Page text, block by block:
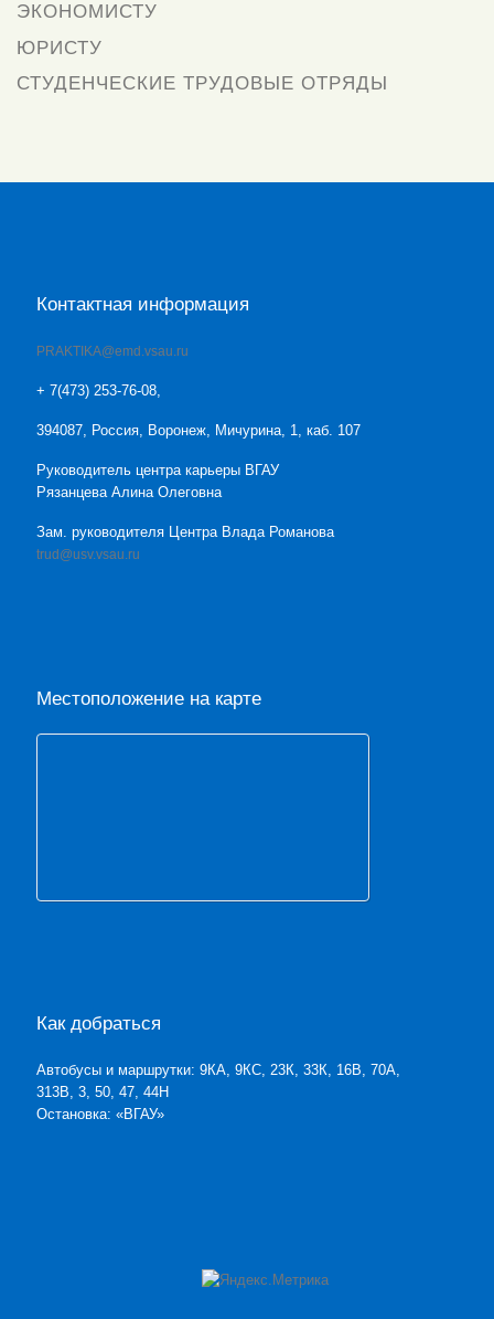
ЭКОНОМИСТУ
ЮРИСТУ
СТУДЕНЧЕСКИЕ ТРУДОВЫЕ ОТРЯДЫ
Контактная информация
PRAKTIKA@emd.vsau.ru
+ 7(473) 253-76-08,
394087, Россия, Воронеж, Мичурина, 1, каб. 107
Руководитель центра карьеры ВГАУ
Рязанцева Алина Олеговна
Зам. руководителя Центра Влада Романова
trud@usv.vsau.ru
Местоположение на карте
Как добраться
Автобусы и маршрутки: 9КА, 9КС, 23К, 33К, 16В, 70А,
313В, 3, 50, 47, 44Н
Остановка: «ВГАУ»